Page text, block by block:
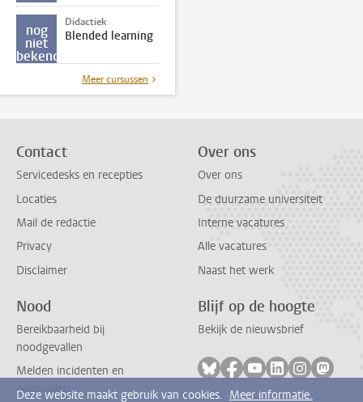
nog
niet
bekend
Didactiek
Blended learning
Meer cursussen
Contact
Servicedesks en recepties
Locaties
Mail de redactie
Privacy
Disclaimer
Over ons
Over ons
De duurzame universiteit
Interne vacatures
Alle vacatures
Naast het werk
Nood
Bereikbaarheid bij
noodgevallen
Melden incidenten en
ongevallen
Blijf op de hoogte
Bekijk de nieuwsbrief
Volg ons op bluesky
Volg ons op facebook
Volg ons op
Volg ons op
Volg ons
Volg
Deze website maakt gebruik van cookies. Meer informatie.